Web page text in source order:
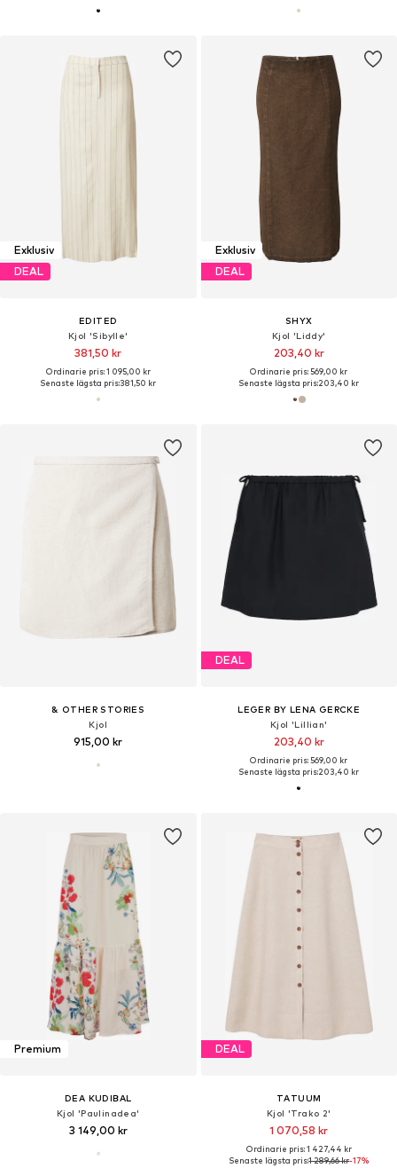
Exklusiv
DEAL
EDITED
Kjol 'Sibylle'
381,50 kr
Ordinarie pris: 1 095,00 kr
Senaste lägsta pris:381,50 kr
Exklusiv
DEAL
SHYX
Kjol 'Liddy'
203,40 kr
Ordinarie pris: 569,00 kr
Senaste lägsta pris:203,40 kr
& OTHER STORIES
Kjol
915,00 kr
DEAL
LEGER BY LENA GERCKE
Kjol 'Lillian'
203,40 kr
Ordinarie pris: 569,00 kr
Senaste lägsta pris:203,40 kr
Premium
DEA KUDIBAL
Kjol 'Paulinadea'
3 149,00 kr
DEAL
TATUUM
Kjol 'Trako 2'
1 070,58 kr
Ordinarie pris: 1 427,44 kr
Senaste lägsta pris:1 289,66 kr-17%